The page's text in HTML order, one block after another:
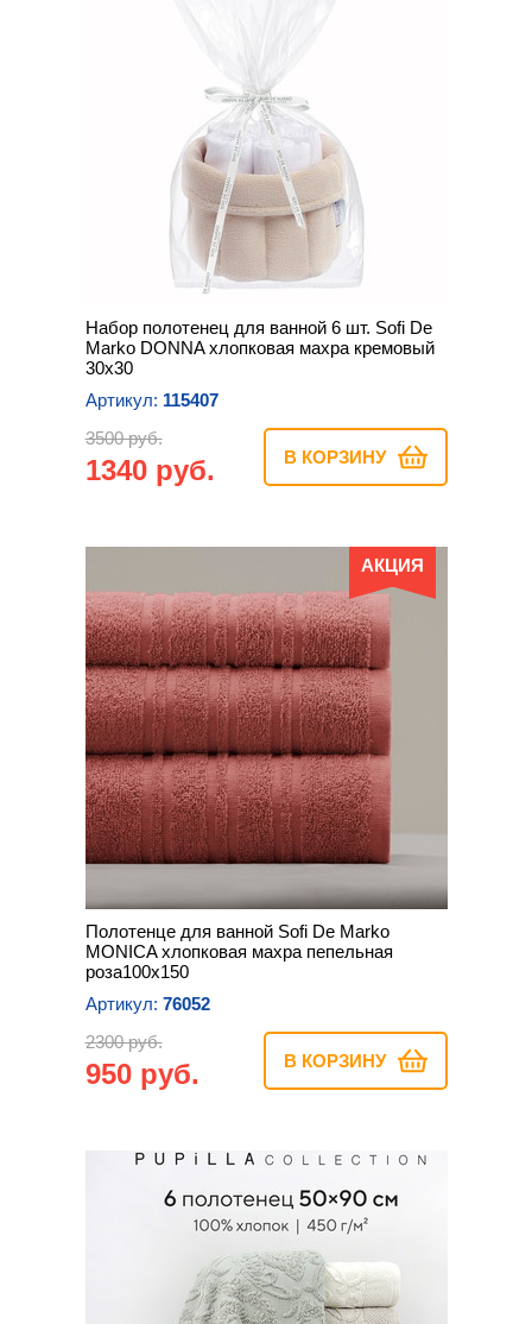
Набор полотенец для ванной 6 шт. Sofi De
Marko DONNA хлопковая махра кремовый
30х30
Артикул: 115407
3500 руб.
1340 руб. В КОРЗИНУ
АКЦИЯ
Полотенце для ванной Sofi De Marko
MONICA хлопковая махра пепельная
роза100х150
Артикул: 76052
2300 руб.
950 руб. В КОРЗИНУ